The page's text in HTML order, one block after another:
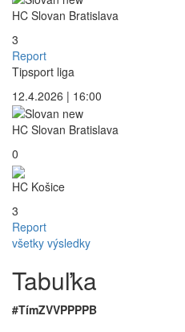
HC Slovan Bratislava
3
Report
Tipsport liga
12.4.2026 | 16:00
HC Slovan Bratislava
0
HC Košice
3
Report
všetky výsledky
Tabuľka
#TímZVVPPPPB